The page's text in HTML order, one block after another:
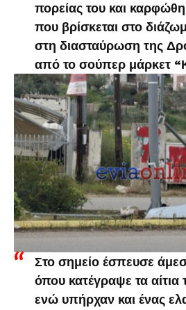
πορείας του και
που βρίσκεται στο
στη διασταύρωση της
από το σούπερ μάρκετ
Στο σημείο έσπευσε
όπου κατέγραψε τα αίτια
ενώ υπήρχαν και ένας